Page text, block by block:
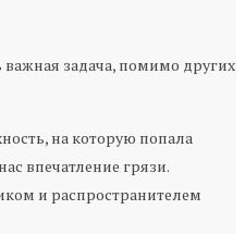
задача, помимо других
на которую попала
впечатление грязи.
и распространителем